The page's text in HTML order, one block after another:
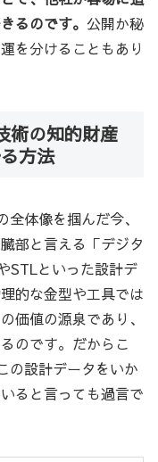
るのです。 公開か秘
を分けることもあり
術の知的財産
方法
体像を掴んだ今、
部と言える「デジタ
STLといった設計デ
的な金型や工具では
価値の源泉であり、
のです。だからこ
の設計データをいか
ると言っても過言で